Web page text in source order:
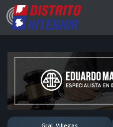
Gral. Villegas